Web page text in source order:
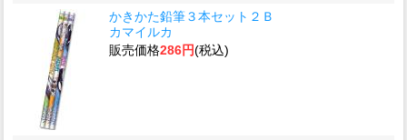
かきかた鉛筆３本セット２Ｂ
カマイルカ
販売価格286円(税込)